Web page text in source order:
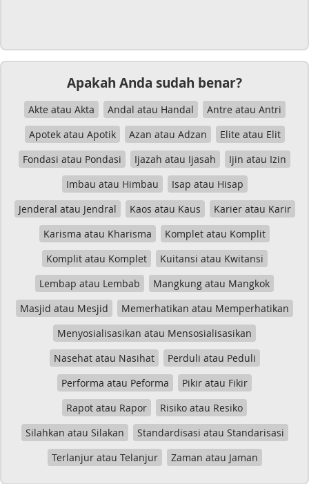
Apakah Anda sudah benar?
Akte atau Akta Andal atau Handal
Antre atau Antri
Apotek atau Apotik
Azan atau Adzan
Elite atau Elit
Fondasi atau Pondasi
Ijazah atau Ijasah
Ijin atau Izin
Imbau atau Himbau
Isap atau Hisap
Jenderal atau Jendral
Kaos atau Kaus
Karier atau Karir
Karisma atau Kharisma
Komplet atau Komplit
Komplit atau Komplet
Kuitansi atau Kwitansi
Lembap atau Lembab
Mangkung atau Mangkok
Masjid atau Mesjid
Memerhatikan atau Memperhatikan
Menyosialisasikan atau Mensosialisasikan
Nasehat atau Nasihat
Perduli atau Peduli
Performa atau Peforma
Pikir atau Fikir
Rapot atau Rapor
Risiko atau Resiko
Silahkan atau Silakan
Standardisasi atau Standarisasi
Terlanjur atau Telanjur
Zaman atau Jaman